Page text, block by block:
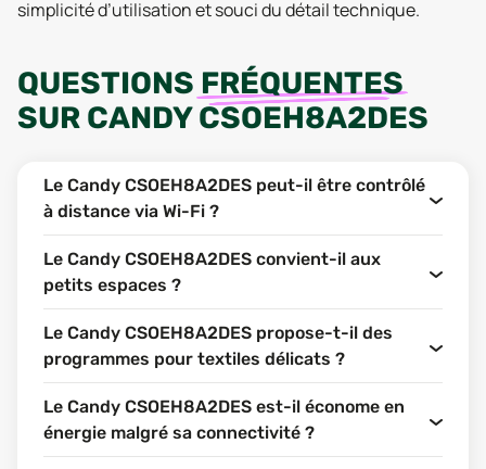
simplicité d’utilisation et souci du détail technique.
QUESTIONS FRÉQUENTES
SUR CANDY CSOEH8A2DES
Le Candy CSOEH8A2DES peut-il être contrôlé
à distance via Wi-Fi ?
Le Candy CSOEH8A2DES convient-il aux
petits espaces ?
Le Candy CSOEH8A2DES propose-t-il des
programmes pour textiles délicats ?
Le Candy CSOEH8A2DES est-il économe en
énergie malgré sa connectivité ?